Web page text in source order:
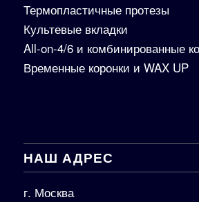
Термопластичные протезы
Культевые вкладки
All-on-4/6 и комбинированные
Временные коронки и WAX UP
НАШ АДРЕС
г. Москва